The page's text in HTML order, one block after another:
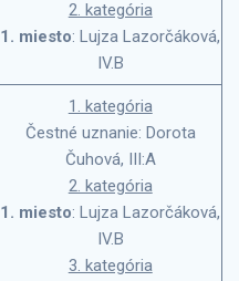
2. kategória
1. miesto: Lujza Lazorčáková,
IV.B
1. kategória
Čestné uznanie: Dorota
Čuhová, III:A
2. kategória
1. miesto: Lujza Lazorčáková,
IV.B
3. kategória